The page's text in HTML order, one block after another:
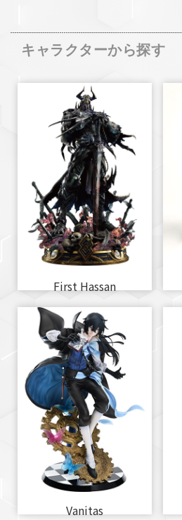
キャラクターから探す
First Hassan
Vanitas